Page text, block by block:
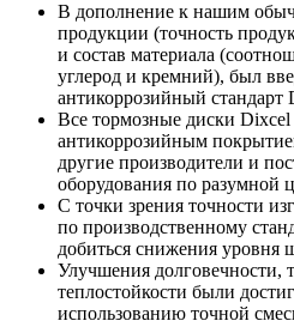
В дополнение к нашим
продукции (точность
и состав материала
углерод и кремний), был
антикоррозийный
Все тормозные диски Dixcel
антикоррозийным
другие производители и
оборудования по разумной
С точки зрения точности
по производственному
добиться снижения уровня
Улучшения долговечности,
теплостойкости были
использованию точной